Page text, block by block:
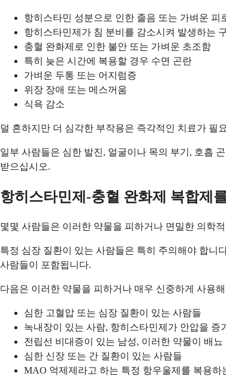
항히스타민 성분으로 인한 졸음 또는 가벼운 피
항히스타민제가 침 분비를 감소시켜 발생하는
충혈 완화제로 인한 불안 또는 가벼운 초조함
특히 늦은 시간에 복용할 경우 수면 곤란
가벼운 두통 또는 어지럼증
위장 장애 또는 메스꺼움
식욕 감소
덜 흔하지만 더 심각한 부작용은 즉각적인 치료가 필
일부 사람들은 심한 발진, 얼굴이나 목의 부기, 호흡
받으십시오.
항히스타민제-충혈 완화제 복합제
몇몇 사람들은 이러한 약물을 피하거나 면밀한 의학
특정 심장 질환이 있는 사람들은 특히 주의해야 합니
사람들이 포함됩니다.
다음은 이러한 약물을 피하거나 매우 신중하게 사용
심한 고혈압 또는 심장 질환이 있는 사람들
녹내장이 있는 사람, 항히스타민제가 안압을 증
전립선 비대증이 있는 남성, 이러한 약물이 배
심한 신장 또는 간 질환이 있는 사람들
MAO 억제제라고 하는 특정 항우울제를 복용하